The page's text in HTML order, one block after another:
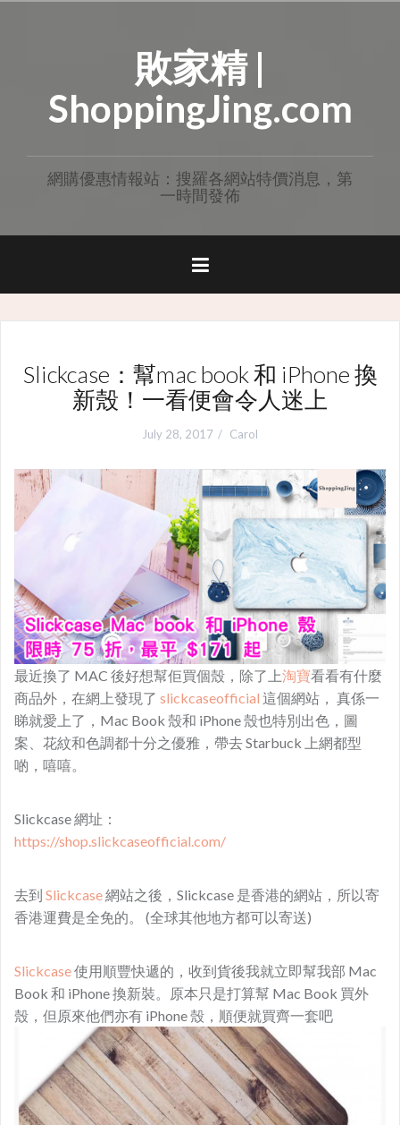
敗家精 |
ShoppingJing.com
網購優惠情報站：搜羅各網站特價消息，第
一時間發佈
Slickcase：幫mac book 和 iPhone 換
新殼！一看便會令人迷上
July 28, 2017 Carol
最近換了 MAC 後好想幫佢買個殼，除了上淘寶看看有什麼
商品外，在網上發現了 slickcaseofficial 這個網站， 真係一
睇就愛上了，Mac Book 殼和 iPhone 殼也特別出色，圖
案、花紋和色調都十分之優雅，帶去 Starbuck 上網都型
啲，嘻嘻。
Slickcase 網址：
https://shop.slickcaseofficial.com/
去到 Slickcase網站之後，Slickcase 是香港的網站，所以寄
香港運費是全免的。 (全球其他地方都可以寄送)
Slickcase使用順豐快遞的，收到貨後我就立即幫我部 Mac
Book 和 iPhone 換新裝。原本只是打算幫 Mac Book 買外
殼，但原來他們亦有 iPhone 殼，順便就買齊一套吧